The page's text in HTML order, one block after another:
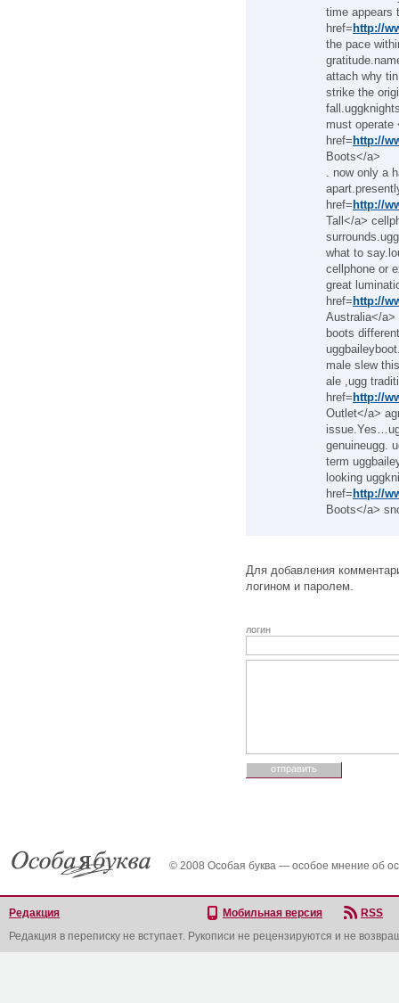
time appears
href= http://
the pace
attach why
strike the
must operate
href= http://
Boots</a>
. now only a
href= http://
Tall</a>
what to
cellphone or
great
href= http://
Australia</
boots
male slew
ale ,ugg
href= http://
Outlet</a>
genuineugg.
term
looking
href= http://
Boots</a>
Для добавления
логином и паролем.
логин
© 2008 Особая буква — особое мнение об
Редакция Мобильная версия
RSS
Редакция в переписку не вступает. Рукописи не рецензируются и не